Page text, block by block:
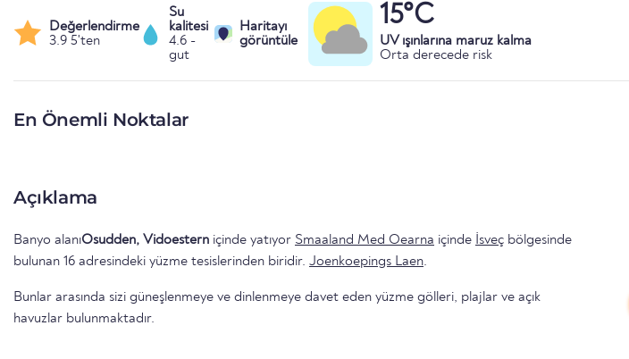
Değerlendirme
3.9 5'ten
Su
kalitesi
4.6 -
gut
Haritayı
görüntüle
15°C
UV ışınlarına maruz kalma
Orta derecede risk
En Önemli Noktalar
Açıklama
Banyo alanıOsudden, Vidoestern içinde yatıyor Smaaland Med Oearna içinde İsveç bölgesinde
bulunan 16 adresindeki yüzme tesislerinden biridir. Joenkoepings Laen.
Bunlar arasında sizi güneşlenmeye ve dinlenmeye davet eden yüzme gölleri, plajlar ve açık
havuzlar bulunmaktadır.